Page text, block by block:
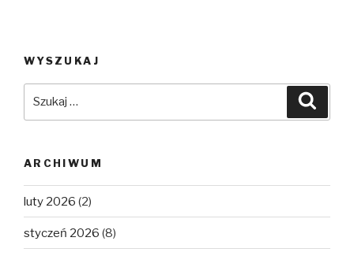
WYSZUKAJ
ARCHIWUM
luty 2026 (2)
styczeń 2026 (8)